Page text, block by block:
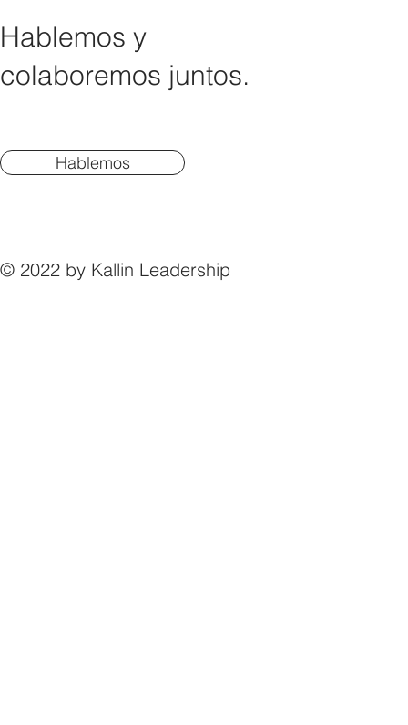
Hablemos y
colaboremos juntos.
Hablemos
© 2022 by Kallin Leadership